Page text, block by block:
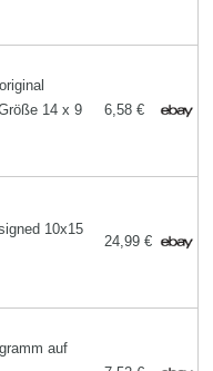
14 x 9
6,58 €
10x15
24,99 €
auf